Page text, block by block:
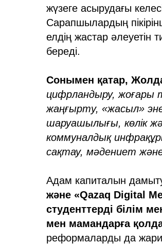
жүзеге асырудағы
Сарапшылардың
елдің жастар әлеуетін
береді.
Сонымен қатар,
цифрландыру, жоғары
жаңғырту, «жасыл»
шаруашылығы, көлік
коммуналдық
сақтау, мәдениет
Адам капиталын
және «Qazaq Digital
студенттерді білім
мен мамандарға
реформаларды да